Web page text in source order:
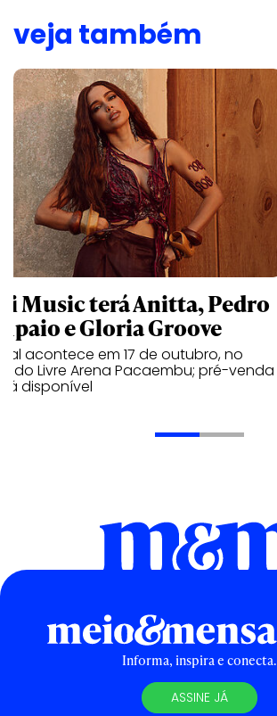
veja também
Music terá Anitta, Pedro
e Gloria Groove
acontece em 17 de outubro, no
Livre Arena Pacaembu; pré-venda
disponível
Informa, inspira e conecta.
ASSINE JÁ